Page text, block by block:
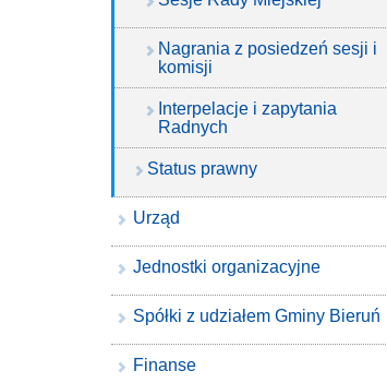
Nagrania z posiedzeń sesji i
komisji
Interpelacje i zapytania
Radnych
Status prawny
Urząd
Jednostki organizacyjne
Spółki z udziałem Gminy Bieruń
Finanse